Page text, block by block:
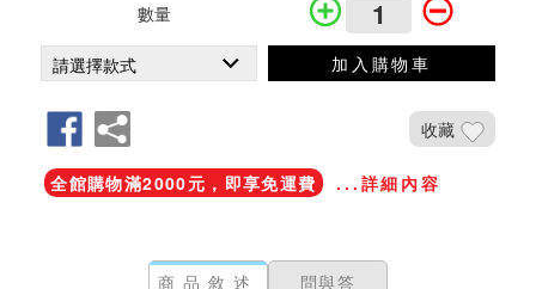
數量
加入購物車
收藏
全館購物滿2000元，即享免運費 ...詳細內容
商品敘述 問與答